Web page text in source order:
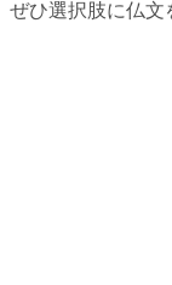
ひ選択肢に仏文